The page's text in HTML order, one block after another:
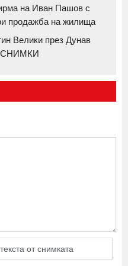
на Иван Пашов с
продажба на жилища
Велики през Дунав
СНИМКИ